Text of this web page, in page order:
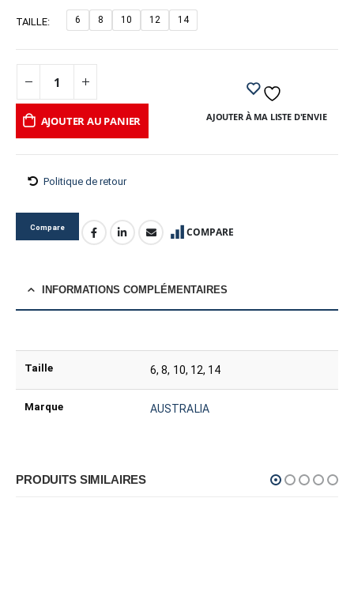
TAILLE 6 8 10 12 14
AJOUTER AU PANIER AJOUTER À MA LISTE D'ENVIE
Politique de retour
Compare COMPARE
INFORMATIONS COMPLÉMENTAIRES
Taille 6, 8, 10, 12, 14
Marque AUSTRALIA
PRODUITS SIMILAIRES